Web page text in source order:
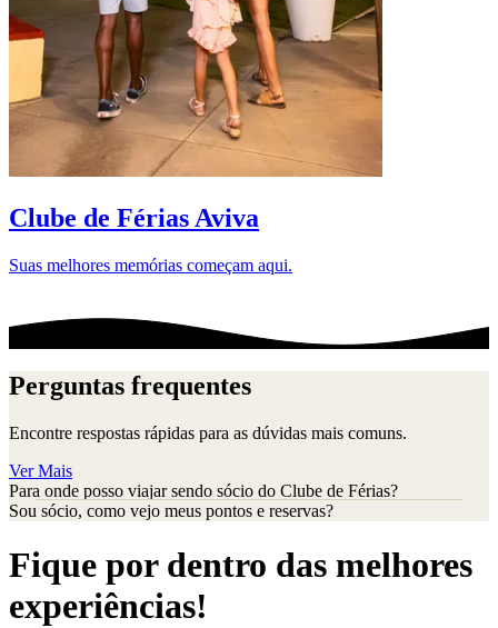
Clube de Férias Aviva
Suas melhores memórias começam aqui.
Perguntas frequentes
Encontre respostas rápidas para as dúvidas mais comuns.
Ver Mais
Para onde posso viajar sendo sócio do Clube de Férias?
Sou sócio, como vejo meus pontos e reservas?
Fique por dentro das melhores
experiências!